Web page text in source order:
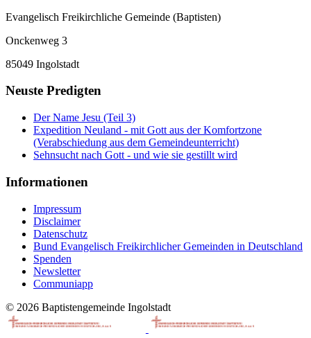
Evangelisch Freikirchliche Gemeinde (Baptisten)
Onckenweg 3
85049 Ingolstadt
Neuste Predigten
Der Name Jesu (Teil 3)
Expedition Neuland - mit Gott aus der Komfortzone
(Verabschiedung aus dem Gemeindeunterricht)
Sehnsucht nach Gott - und wie sie gestillt wird
Informationen
Impressum
Disclaimer
Datenschutz
Bund Evangelisch Freikirchlicher Gemeinden in Deutschland
Spenden
Newsletter
Communiapp
© 2026 Baptistengemeinde Ingolstadt